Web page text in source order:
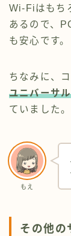
Wi-Fiはもち
あるので、
も安心です。
ちなみに、
ユニバーサ
ていました。
もえ
その他の